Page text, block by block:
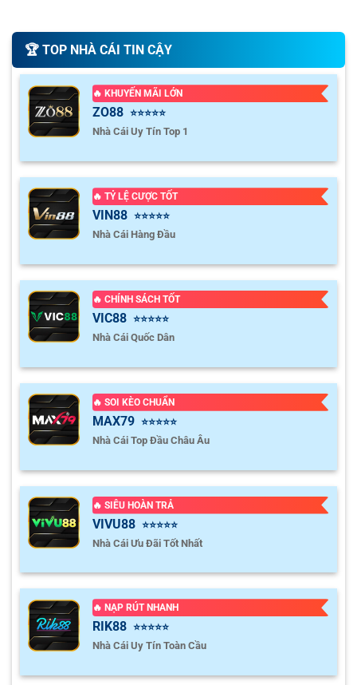
🏆️ TOP NHÀ CÁI TIN CẬY
🔥 KHUYẾN MÃI LỚN
ZO88 ⭐⭐⭐⭐⭐
Nhà Cái Uy Tín Top 1
🔥 TỶ LỆ CƯỢC TỐT
VIN88 ⭐⭐⭐⭐⭐
Nhà Cái Hàng Đầu
🔥 CHÍNH SÁCH TỐT
VIC88 ⭐⭐⭐⭐⭐
Nhà Cái Quốc Dân
🔥 SOI KÈO CHUẨN
MAX79 ⭐⭐⭐⭐⭐
Nhà Cái Top Đầu Châu Âu
🔥 SIÊU HOÀN TRẢ
VIVU88 ⭐⭐⭐⭐⭐
Nhà Cái Ưu Đãi Tốt Nhất
🔥 NẠP RÚT NHANH
RIK88 ⭐⭐⭐⭐⭐
Nhà Cái Uy Tín Toàn Cầu